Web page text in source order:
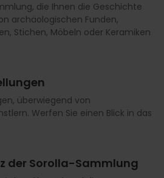
die Ihnen die Geschichte
archäologischen Funden,
Stichen, Möbeln oder Keramiken
überwiegend von
Werfen Sie einen Blick in das
der Sorolla-Sammlung